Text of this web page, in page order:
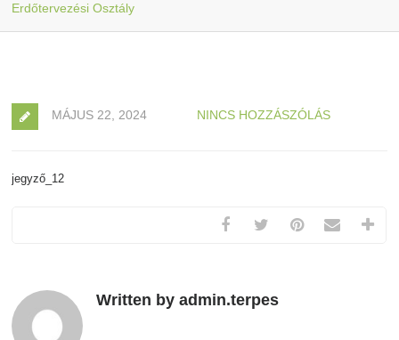
Erdőtervezési Osztály
MÁJUS 22, 2024 NINCS HOZZÁSZÓLÁS
jegyző_12
Written by admin.terpes